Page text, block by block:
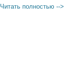
Читать полностью -->